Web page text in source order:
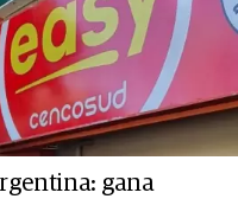
gana